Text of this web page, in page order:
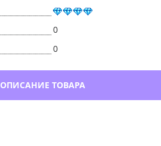
0
0
ОПИСАНИЕ ТОВАРА